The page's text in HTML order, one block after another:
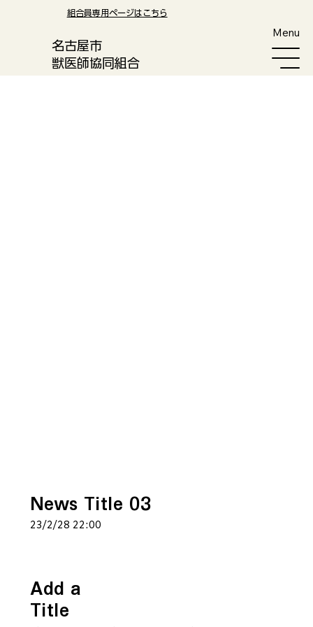
​組合員専用ページはこちら
​名古屋市
獣医師協同組合
Menu
News Title 03
23/2/28 22:00
Add a
Title